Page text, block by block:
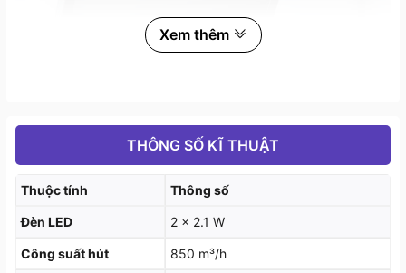
Xem thêm
THÔNG SỐ KĨ THUẬT
Thuộc tính Thông số
Đèn LED 2 x 2.1 W
Công suất hút 850 m³/h